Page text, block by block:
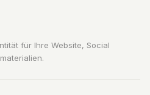
für Ihre Website, Social